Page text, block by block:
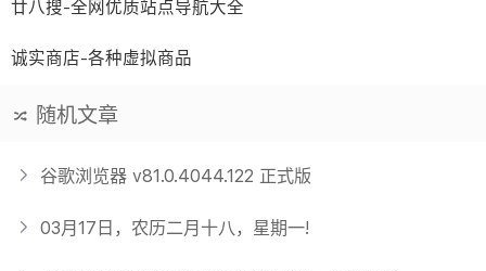
廿八搜-全网优质站点导航大全
诚实商店-各种虚拟商品
随机文章
谷歌浏览器 v81.0.4044.122 正式版
03月17日，农历二月十八，星期一!